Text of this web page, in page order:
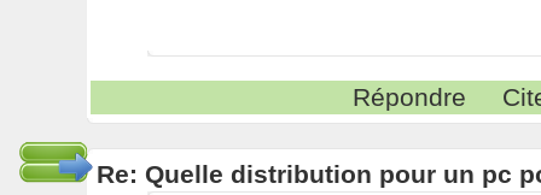
Répondre
Re: Quelle distribution pour un pc